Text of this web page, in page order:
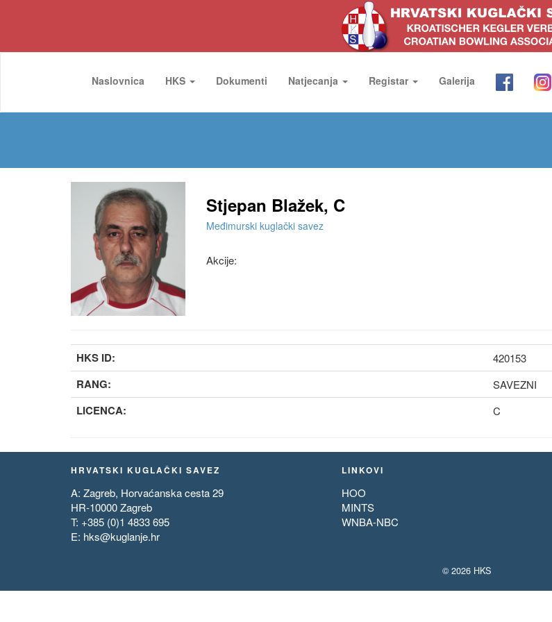
Naslovnica HKS Dokumenti Natjecanja Registar Galerija
Stjepan Blažek, C
Međimurski kuglački savez
Akcije:
HKS ID: 420153
RANG: SAVEZNI
LICENCA: C
HRVATSKI KUGLAČKI SAVEZ
A: Zagreb, Horvaćanska cesta 29
HR-10000 Zagreb
T: +385 (0)1 4833 695
E: hks@kuglanje.hr
LINKOVI
HOO
MINTS
WNBA-NBC
© 2026 HKS